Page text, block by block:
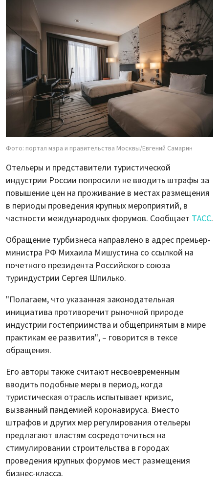
Фото: портал мэра и правительства Москвы/Евгений Самарин
Отельеры и представители туристической
индустрии России попросили не вводить штрафы за
повышение цен на проживание в местах размещения
в периоды проведения крупных мероприятий, в
частности международных форумов. Сообщает ТАСС.
Обращение турбизнеса направлено в адрес премьер-
министра РФ Михаила Мишустина со ссылкой на
почетного президента Российского союза
туриндустрии Сергея Шпилько.
"Полагаем, что указанная законодательная
инициатива противоречит рыночной природе
индустрии гостеприимства и общепринятым в мире
практикам ее развития", – говорится в тексе
обращения.
Его авторы также считают несвоевременным
вводить подобные меры в период, когда
туристическая отрасль испытывает кризис,
вызванный пандемией коронавируса. Вместо
штрафов и других мер регулирования отельеры
предлагают властям сосредоточиться на
стимулировании строительства в городах
проведения крупных форумов мест размещения
бизнес-класса.